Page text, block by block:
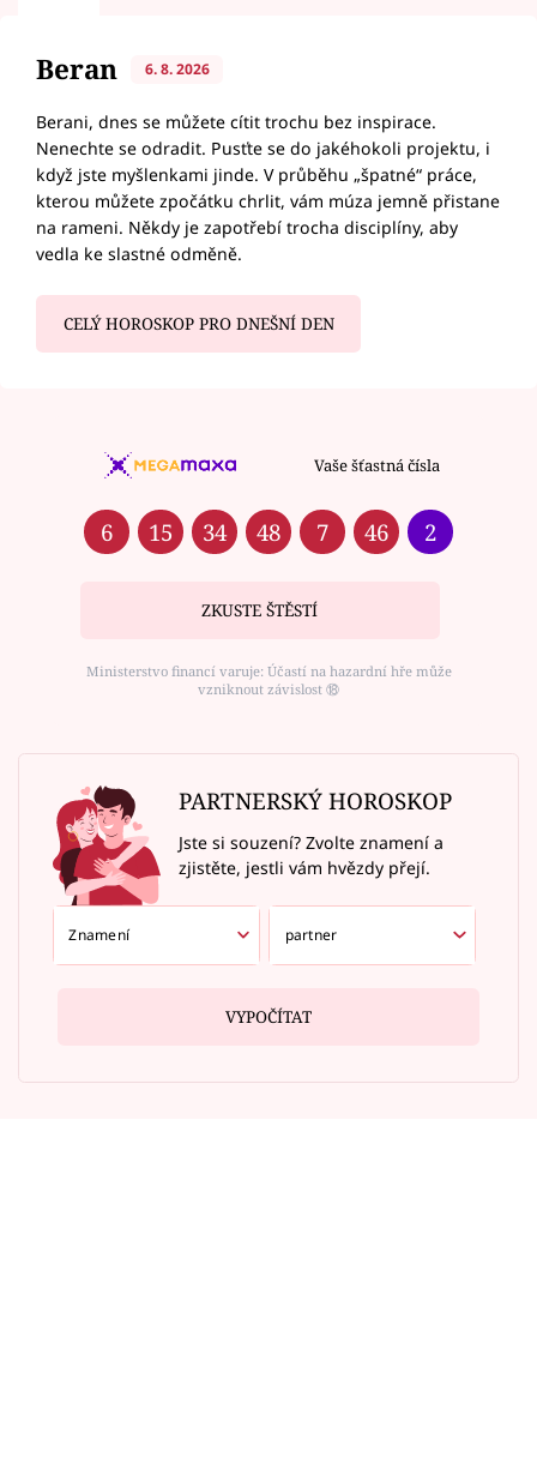
Beran 6. 8. 2026
Berani, dnes se můžete cítit trochu bez inspirace.
Nenechte se odradit. Pusťte se do jakéhokoli projektu, i
když jste myšlenkami jinde. V průběhu „špatné“ práce,
kterou můžete zpočátku chrlit, vám múza jemně přistane
na rameni. Někdy je zapotřebí trocha disciplíny, aby
vedla ke slastné odměně.
CELÝ HOROSKOP PRO DNEŠNÍ DEN
Vaše šťastná čísla
6 15 34 48 7 46 2
ZKUSTE ŠTĚSTÍ
Ministerstvo financí varuje: Účastí na hazardní hře může
vzniknout závislost ⑱
PARTNERSKÝ HOROSKOP
Jste si souzení? Zvolte znamení a
zjistěte, jestli vám hvězdy přejí.
VYPOČÍTAT